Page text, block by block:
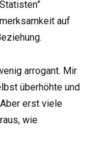
auf
arrogant. Mir
überhöhte und
erst viele
wie